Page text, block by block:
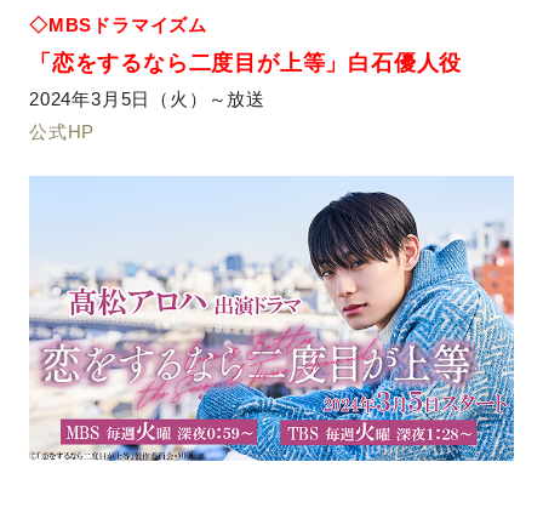
◇MBSドラマイズム
「恋をするなら二度目が上等 」 白石優人役
2024年3月5日（火）～放送
公式HP